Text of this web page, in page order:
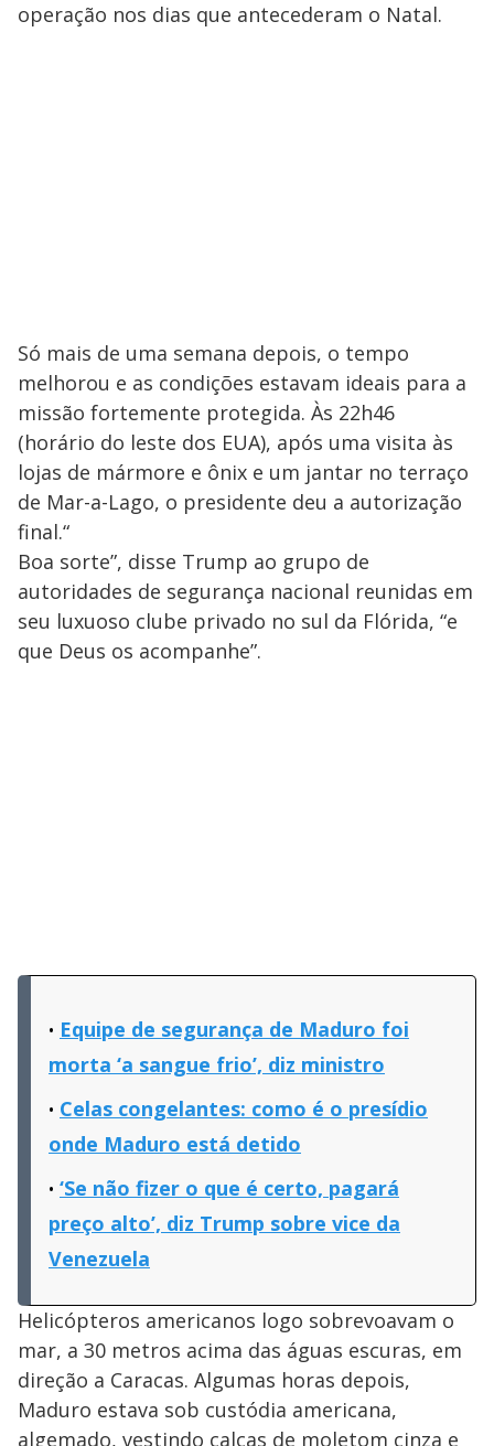
operação nos dias que antecederam o Natal.
Só mais de uma semana depois, o tempo
melhorou e as condições estavam ideais para a
missão fortemente protegida. Às 22h46
(horário do leste dos EUA), após uma visita às
lojas de mármore e ônix e um jantar no terraço
de Mar-a-Lago, o presidente deu a autorização
final.“
Boa sorte”, disse Trump ao grupo de
autoridades de segurança nacional reunidas em
seu luxuoso clube privado no sul da Flórida, “e
que Deus os acompanhe”.
Equipe de segurança de Maduro foi
morta ‘a sangue frio’, diz ministro
Celas congelantes: como é o presídio
onde Maduro está detido
‘Se não fizer o que é certo, pagará
preço alto’, diz Trump sobre vice da
Venezuela
Helicópteros americanos logo sobrevoavam o
mar, a 30 metros acima das águas escuras, em
direção a Caracas. Algumas horas depois,
Maduro estava sob custódia americana,
algemado, vestindo calças de moletom cinza e